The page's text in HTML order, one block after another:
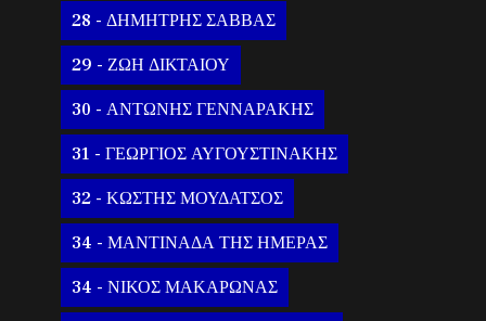
28 - ΔΗΜΗΤΡΗΣ ΣΑΒΒΑΣ
29 - ΖΩΗ ΔΙΚΤΑΙΟΥ
30 - ΑΝΤΩΝΗΣ ΓΕΝΝΑΡΑΚΗΣ
31 - ΓΕΩΡΓΙΟΣ ΑΥΓΟΥΣΤΙΝΑΚΗΣ
32 - ΚΩΣΤΗΣ ΜΟΥΔΑΤΣΟΣ
34 - ΜΑΝΤΙΝΑΔΑ ΤΗΣ ΗΜΕΡΑΣ
34 - ΝΙΚΟΣ ΜΑΚΑΡΩΝΑΣ